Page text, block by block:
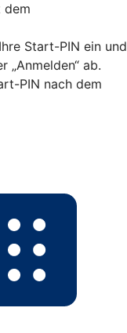
dem
Start-PIN ein und
„Anmelden“ ab.
PIN nach dem